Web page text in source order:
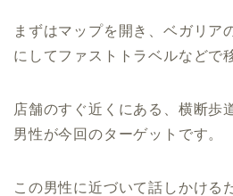
まずはマップを開き、ベガリア
にしてファストトラベルなどで
店舗のすぐ近くにある、横断歩
男性が今回のターゲットです。
この男性に近づいて話しかける